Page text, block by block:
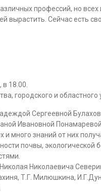
профессий, но
вырастить. Сейчас есть
в 18.00.
городского и
Сергеевной
Ивановной
много знаний от них
почвы, экологической
Николаевича
Т.Г. Милюшкина,